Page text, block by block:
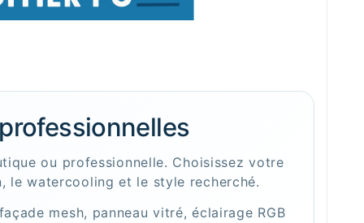
ou professionnelle. Choisissez votre
le watercooling et le style recherché.
mesh, panneau vitré, éclairage RGB